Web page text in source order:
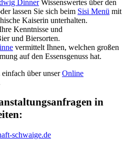
DinnerWissenswertes über den
lassen Sie sich beim Sisi Menü mit
Kaiserin unterhalten.
Kenntnisse und
und Biersorten.
vermittelt Ihnen, welchen großen
auf den Essensgenuss hat.
über unserOnline
in
schwaige.de